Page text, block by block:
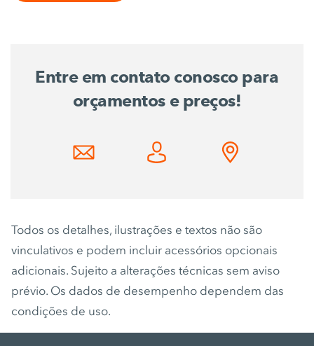
Entre em contato conosco para
orçamentos e preços!
Todos os detalhes, ilustrações e textos não são
vinculativos e podem incluir acessórios opcionais
adicionais. Sujeito a alterações técnicas sem aviso
prévio. Os dados de desempenho dependem das
condições de uso.